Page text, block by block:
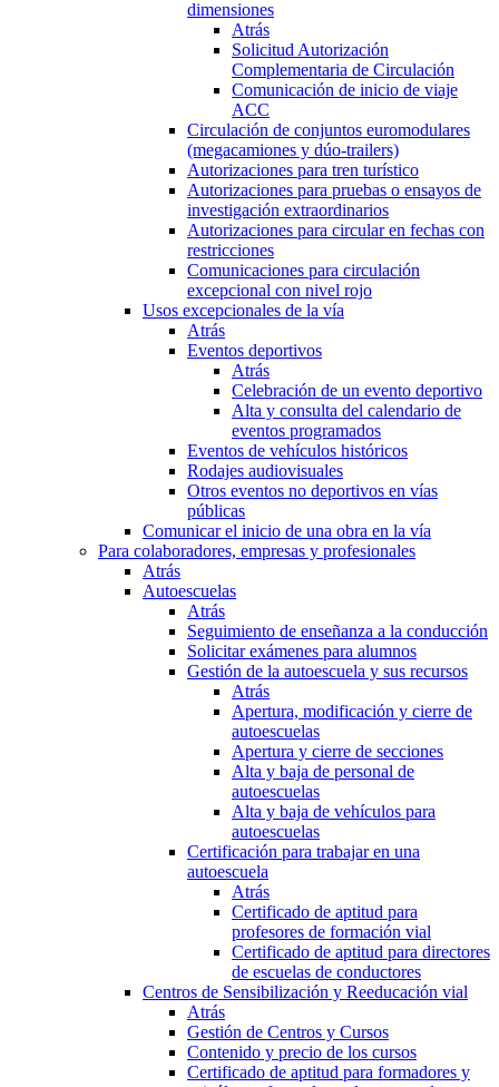
dimensiones
Atrás
Solicitud Autorización
Complementaria de Circulación
Comunicación de inicio de viaje
ACC
Circulación de conjuntos euromodulares
(megacamiones y dúo-trailers)
Autorizaciones para tren turístico
Autorizaciones para pruebas o ensayos de
investigación extraordinarios
Autorizaciones para circular en fechas con
restricciones
Comunicaciones para circulación
excepcional con nivel rojo
Usos excepcionales de la vía
Atrás
Eventos deportivos
Atrás
Celebración de un evento deportivo
Alta y consulta del calendario de
eventos programados
Eventos de vehículos históricos
Rodajes audiovisuales
Otros eventos no deportivos en vías
públicas
Comunicar el inicio de una obra en la vía
Para colaboradores, empresas y profesionales
Atrás
Autoescuelas
Atrás
Seguimiento de enseñanza a la conducción
Solicitar exámenes para alumnos
Gestión de la autoescuela y sus recursos
Atrás
Apertura, modificación y cierre de
autoescuelas
Apertura y cierre de secciones
Alta y baja de personal de
autoescuelas
Alta y baja de vehículos para
autoescuelas
Certificación para trabajar en una
autoescuela
Atrás
Certificado de aptitud para
profesores de formación vial
Certificado de aptitud para directores
de escuelas de conductores
Centros de Sensibilización y Reeducación vial
Atrás
Gestión de Centros y Cursos
Contenido y precio de los cursos
Certificado de aptitud para formadores y